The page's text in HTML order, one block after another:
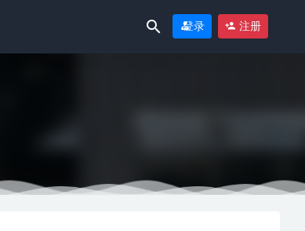
登录 注册